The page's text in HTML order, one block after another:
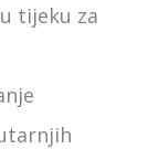
tijeku za